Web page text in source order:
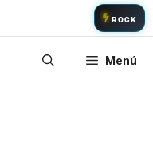
ROCK
Menú